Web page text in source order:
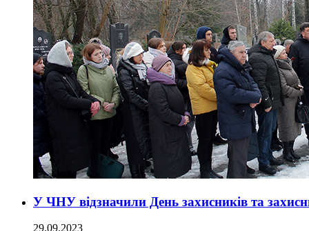
У ЧНУ відзначили День захисників та
29.09.2023